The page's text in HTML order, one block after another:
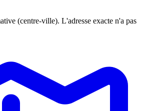
(centre-ville). L'adresse exacte n'a pas